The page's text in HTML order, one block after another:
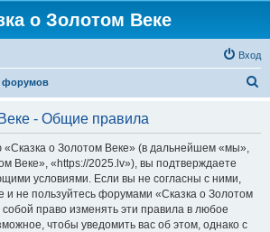
о Золотом Веке
Вход
форумов
- Общие правила
о Золотом Веке» (в дальнейшем «мы»,
Веке», «https://2025.lv»), вы подтверждаете
условиями. Если вы не согласны с ними,
и не пользуйтесь форумами «Сказка о Золотом
право изменять эти правила в любое
чтобы уведомить вас об этом, однако с